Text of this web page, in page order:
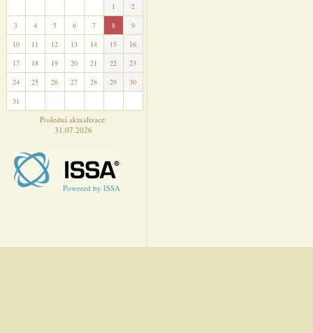
1
2
3
4 5 6 7 8
9
10
11 12 13 14 15
16
17
18 19 20 21 22
23
24
25 26 27 28 29
30
31
Poslední aktualizace:
31.07.2026
Powered by ISSA